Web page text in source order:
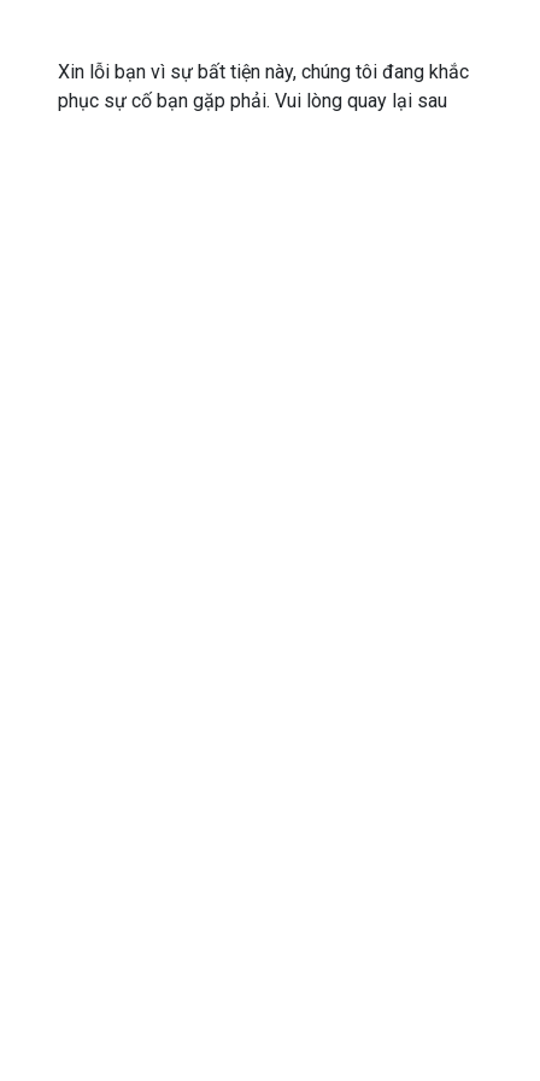
Xin lỗi bạn vì sự bất tiện này, chúng tôi đang khắc
phục sự cố bạn gặp phải. Vui lòng quay lại sau